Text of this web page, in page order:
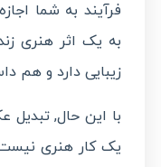
فرآیند به شما
به یک اثر هنری
زیبایی دارد و هم
با این حال,
یک کار هنری نیست،